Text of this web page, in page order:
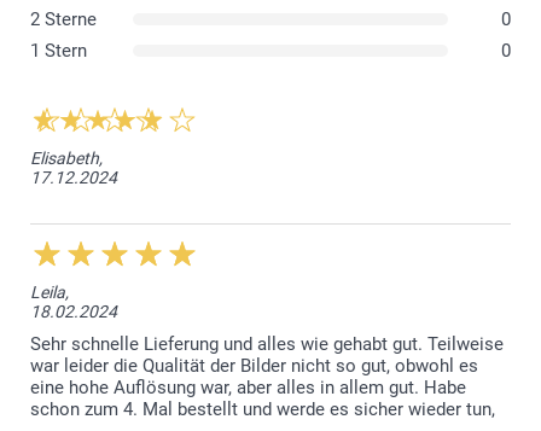
2 Sterne
0
1 Stern
0
Elisabeth,
17.12.2024
Leila,
18.02.2024
Sehr schnelle Lieferung und alles wie gehabt gut. Teilweise
war leider die Qualität der Bilder nicht so gut, obwohl es
eine hohe Auflösung war, aber alles in allem gut. Habe
schon zum 4. Mal bestellt und werde es sicher wieder tun,